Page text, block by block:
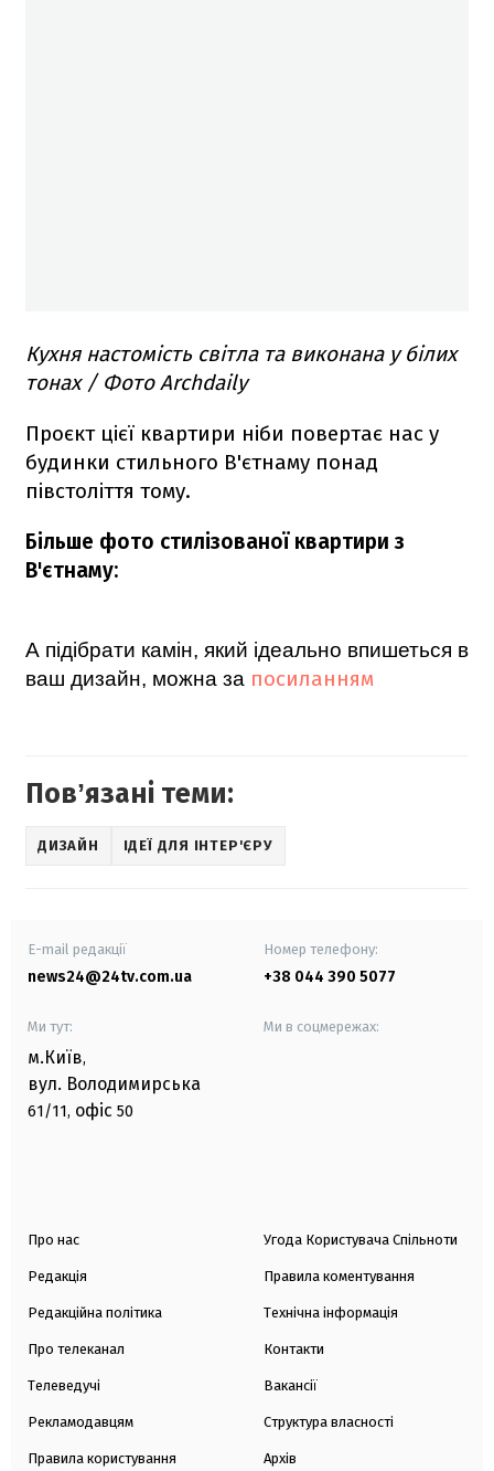
Кухня настомість світла та виконана у білих
тонах / Фото Archdaily
Проєкт цієї квартири ніби повертає нас у
будинки стильного В'єтнаму понад
півстоліття тому.
Більше фото стилізованої квартири з
В'єтнаму:
А підібрати камін, який ідеально впишеться в
ваш дизайн, можна за посиланням
Повʼязані теми:
ДИЗАЙН ІДЕЇ ДЛЯ ІНТЕР'ЄРУ
E-mail редакції
news24@24tv.com.ua
Номер телефону:
+38 044 390 5077
Ми тут:
м.Київ,
вул. Володимирська
61/11, офіс 50
Ми в соцмережах:
Про нас
Редакція
Редакційна політика
Про телеканал
Телеведучі
Рекламодавцям
Правила користування
Угода Користувача Спільноти
Правила коментування
Технічна інформація
Контакти
Вакансії
Структура власності
Архів